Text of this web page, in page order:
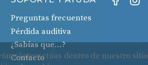
Preguntas frecuentes
Pérdida auditiva
¿Sabías que…?
Contacto